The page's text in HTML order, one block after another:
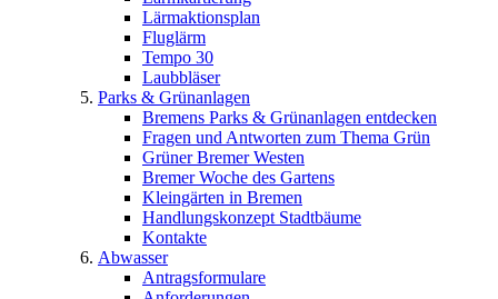
Lärmaktionsplan
Fluglärm
Tempo 30
Laubbläser
Parks & Grünanlagen
Bremens Parks & Grünanlagen entdecken
Fragen und Antworten zum Thema Grün
Grüner Bremer Westen
Bremer Woche des Gartens
Kleingärten in Bremen
Handlungskonzept Stadtbäume
Kontakte
Abwasser
Antragsformulare